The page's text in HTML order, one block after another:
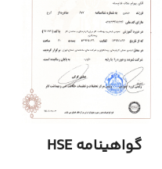
گواهینامه HSE